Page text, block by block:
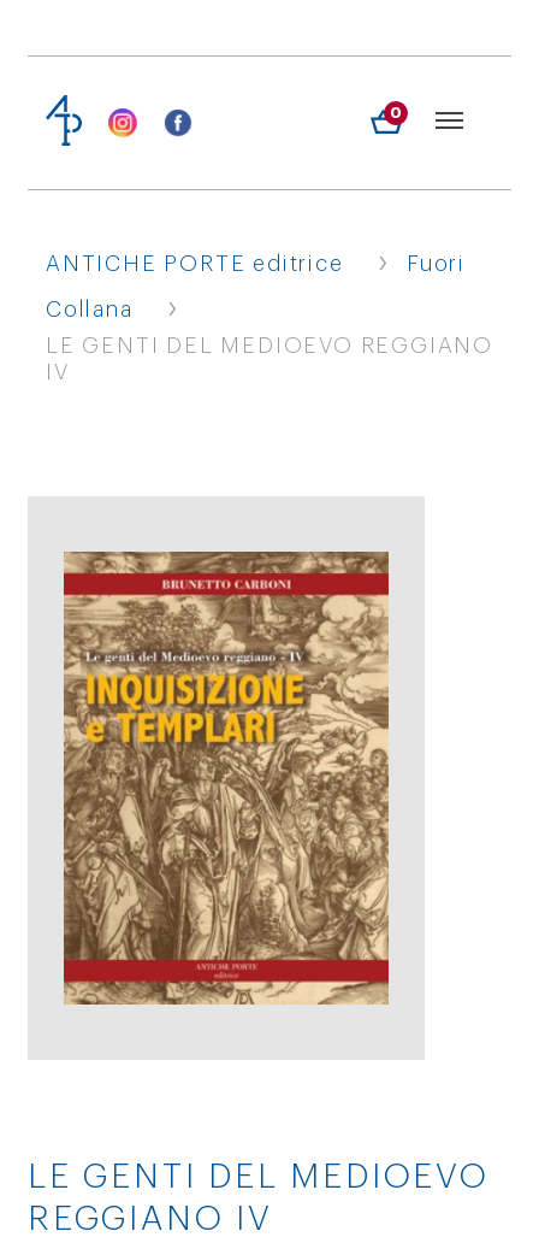
0
ANTICHE PORTE editrice › Fuori
Collana ›
LE GENTI DEL MEDIOEVO REGGIANO
IV
LE GENTI DEL MEDIOEVO
REGGIANO IV